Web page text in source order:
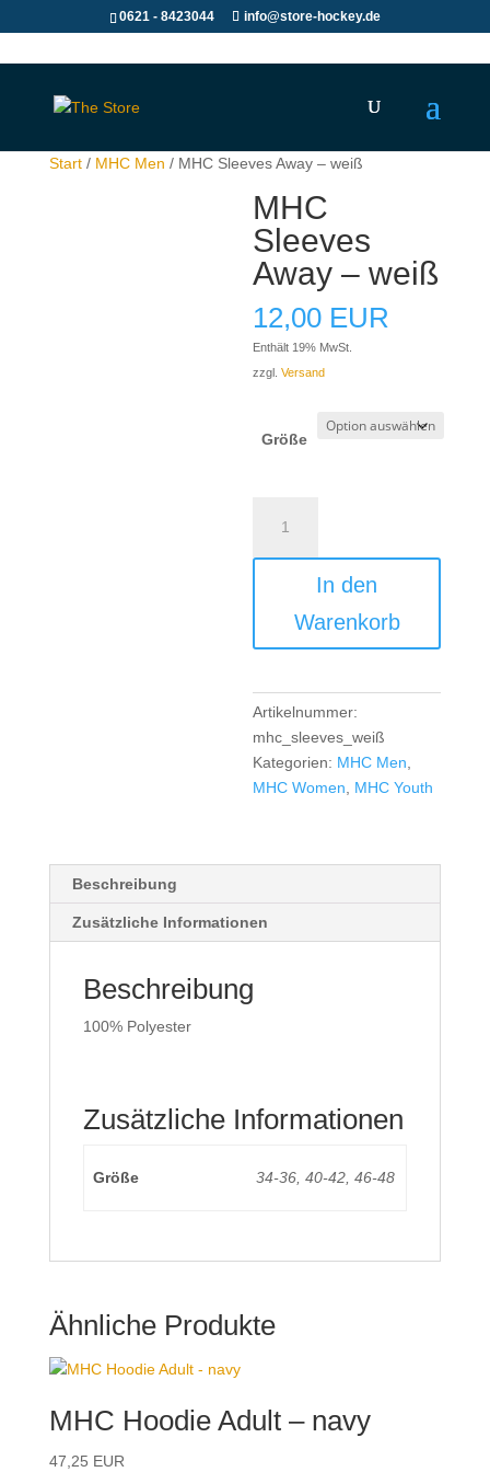
0621 - 8423044 info@store-hockey.de
Start/ MHC Men / MHC Sleeves Away – weiß
MHC
Sleeves
Away – weiß
12,00 EUR
Enthält 19% MwSt.
zzgl.Versand
Größe
Sleeves
Away
Menge
In den
Warenkorb
Artikelnummer:
mhc_sleeves_weiß
Kategorien: MHC Men
MHC Women
MHC Youth
Beschreibung
Zusätzliche Informationen
Beschreibung
100% Polyester
Zusätzliche Informationen
Größe 34-36, 40-42, 46-48
Ähnliche Produkte
MHC Hoodie Adult – navy
47,25 EUR